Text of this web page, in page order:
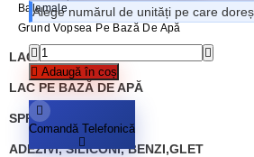
Balamale
Grund Vopsea Pe Bază De Apă
LAC PE BAZĂ DE SOLVENT
LAC PE BAZĂ DE APĂ
SPRAY VOPSEA
ADEZIVI, SILICONI, BENZI,GLET
Alege numărul de unități pe care
Adaugă în coș
Comandă Telefonică